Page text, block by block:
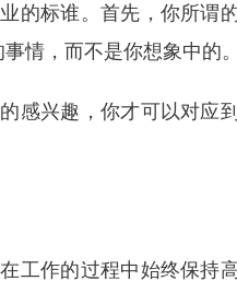
的标谁。首先，你所谓
情，而不是你想象中的
感兴趣，你才可以对应
工作的过程中始终保持